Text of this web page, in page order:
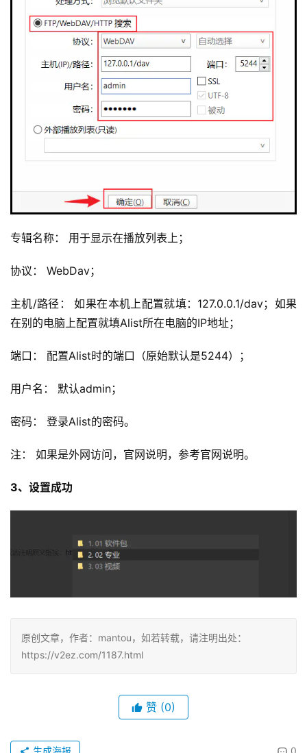
专辑名称： 用于显示在播放列表上；
协议： WebDav；
主机/路径： 如果在本机上配置就填：127.0.0.1/dav；如果
在别的电脑上配置就填Alist所在电脑的IP地址；
端口： 配置Alist时的端口（原始默认是5244）；
用户名： 默认admin；
密码： 登录Alist的密码。
注： 如果是外网访问，官网说明，参考官网说明。
3、设置成功
原创文章，作者：mantou，如若转载，请注明出处：
https://v2ez.com/1187.html
赞 (0)